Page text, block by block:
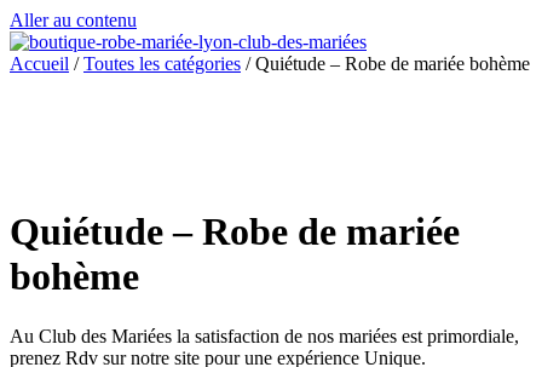
Aller au contenu
Accueil /Toutes les catégories / Quiétude – Robe de mariée bohème
Quiétude – Robe de mariée
bohème
Au Club des Mariées la satisfaction de nos mariées est primordiale,
prenez Rdv sur notre site pour une expérience Unique.